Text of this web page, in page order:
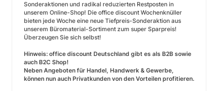
Sonderaktionen und radikal reduzierten Restposten in
unserem Online-Shop! Die office discount Wochenknüller
bieten jede Woche eine neue Tiefpreis-Sonderaktion aus
unserem Büromaterial-Sortiment zum super Sparpreis!
Überzeugen Sie sich selbst!
Hinweis: office discount Deutschland gibt es als B2B sowie
auch B2C Shop!
Neben Angeboten für Handel, Handwerk & Gewerbe,
können nun auch Privatkunden von den Vorteilen profitieren.